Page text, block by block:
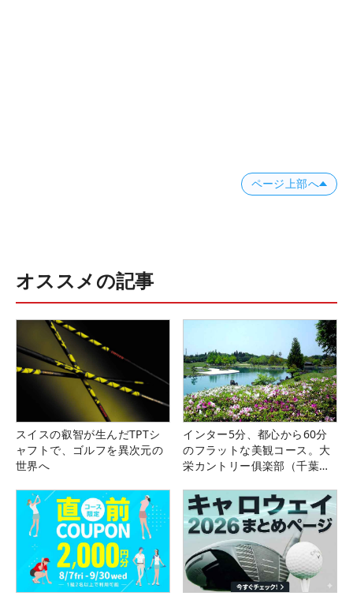
ページ上部へ
オススメの記事
スイスの叡智が生んだTPTシ
ャフトで、ゴルフを異次元の
世界へ
インター5分、都心から60分
のフラットな美観コース。大
栄カントリー俱楽部（千葉